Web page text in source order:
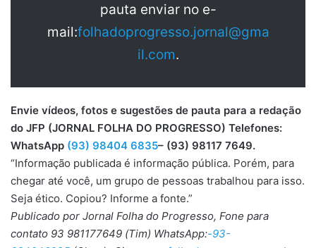
pauta enviar no e-
mail:folhadoprogresso.jornal@gma
il.com.
Envie vídeos, fotos e sugestões de pauta para a redação
do JFP (JORNAL FOLHA DO PROGRESSO) Telefones:
WhatsApp (93) 98404 6835– (93) 98117 7649.
“Informação publicada é informação pública. Porém, para
chegar até você, um grupo de pessoas trabalhou para isso.
Seja ético. Copiou? Informe a fonte.”
Publicado por Jornal Folha do Progresso, Fone para
contato 93 981177649 (Tim) WhatsApp:-93-